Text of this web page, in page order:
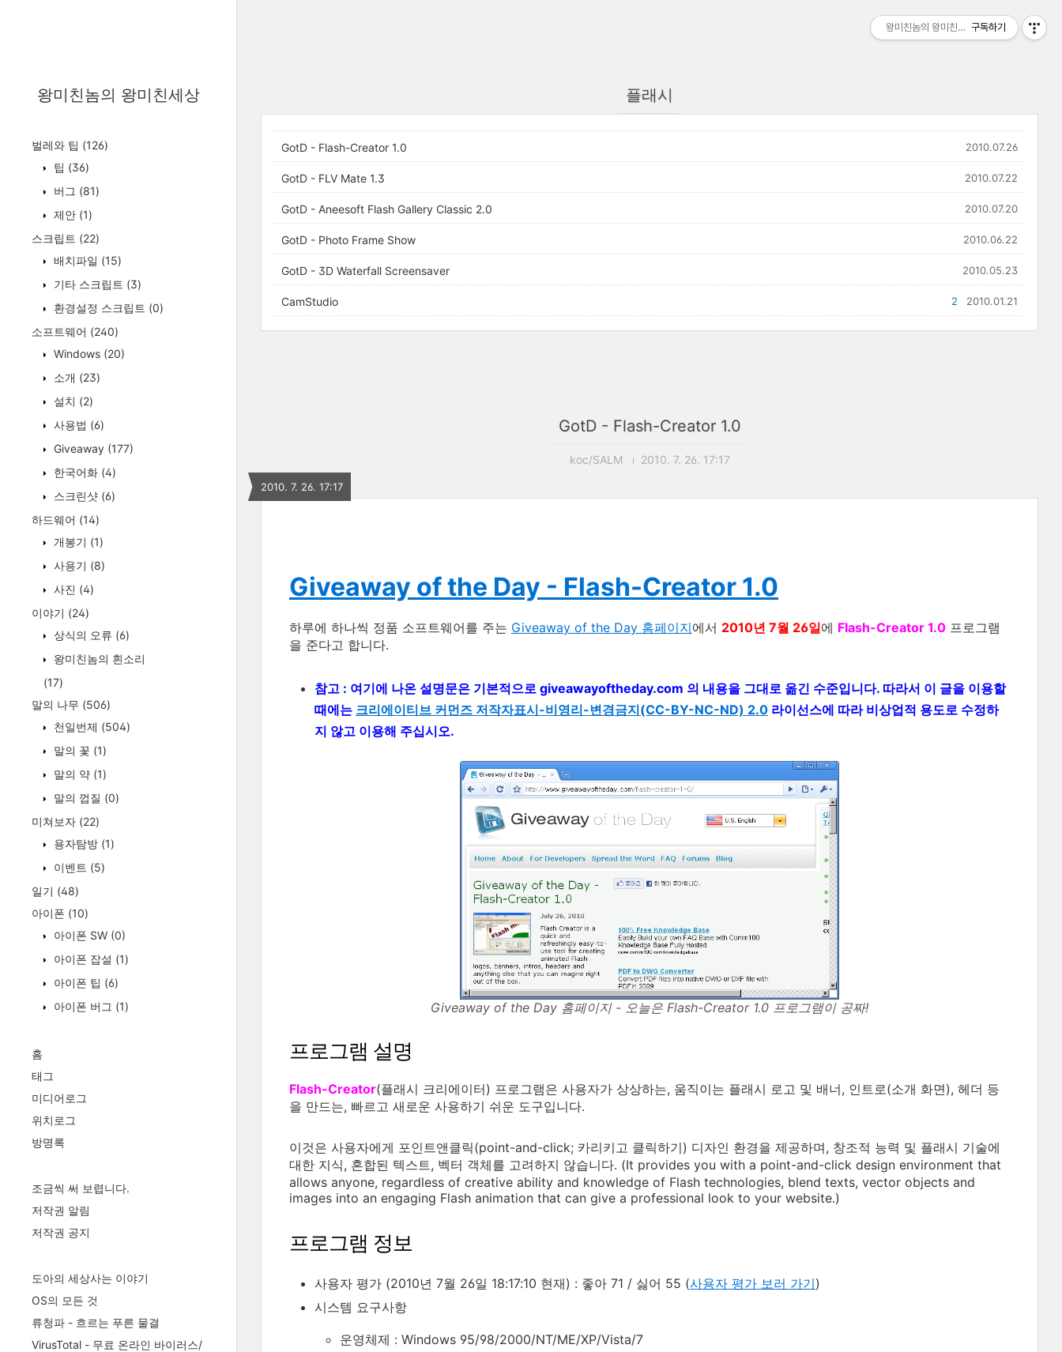
왕미친놈의 왕미친세상
벌레와 팁 (126)
팁 (36)
버그 (81)
제안 (1)
스크립트 (22)
배치파일 (15)
기타 스크립트 (3)
환경설정 스크립트 (0)
소프트웨어 (240)
Windows (20)
소개 (23)
설치 (2)
사용법 (6)
Giveaway (177)
한국어화 (4)
스크린샷 (6)
하드웨어 (14)
개봉기 (1)
사용기 (8)
사진 (4)
이야기 (24)
상식의 오류 (6)
왕미친놈의 흰소리
(17)
말의 나무 (506)
천일번제 (504)
말의 꽃 (1)
말의 약 (1)
말의 껍질 (0)
미쳐보자 (22)
용자탐방 (1)
이벤트 (5)
일기 (48)
아이폰 (10)
아이폰 SW (0)
아이폰 잡설 (1)
아이폰 팁 (6)
아이폰 버그 (1)
홈
태그
미디어로그
위치로그
방명록
조금씩 써 보렵니다.
저작권 알림
저작권 공지
도아의 세상사는 이야기
OS의 모든 것
류청파 - 흐르는 푸른 물결
VirusTotal - 무료 온라인 바이러스/
플래시
GotD - Flash-Creator 1.0 2010.07.26
GotD - FLV Mate 1.3 2010.07.22
GotD - Aneesoft Flash Gallery Classic 2.0 2010.07.20
GotD - Photo Frame Show 2010.06.22
GotD - 3D Waterfall Screensaver 2010.05.23
CamStudio 2010.01.21
2
GotD - Flash-Creator 1.0
koc/SALM 2010. 7. 26. 17:17
2010. 7. 26. 17:17
Giveaway of the Day - Flash-Creator 1.0
하루에 하나씩 정품 소프트웨어를 주는 Giveaway of the Day 홈페이지에서 2010년 7월 26일에 Flash-Creator 1.0 프로그램
을 준다고 합니다.
참고 : 여기에 나온 설명문은 기본적으로 giveawayoftheday.com 의 내용을 그대로 옮긴 수준입니다. 따라서 이 글을 이용할
때에는 크리에이티브 커먼즈 저작자표시-비영리-변경금지(CC-BY-NC-ND) 2.0 라이선스에 따라 비상업적 용도로 수정하
지 않고 이용해 주십시오.
Giveaway of the Day 홈페이지 - 오늘은 Flash-Creator 1.0 프로그램이 공짜!
프로그램 설명
Flash-Creator(플래시 크리에이터) 프로그램은 사용자가 상상하는, 움직이는 플래시 로고 및 배너, 인트로(소개 화면), 헤더 등
을 만드는, 빠르고 새로운 사용하기 쉬운 도구입니다.
이것은 사용자에게 포인트앤클릭(point-and-click; 카리키고 클릭하기) 디자인 환경을 제공하며, 창조적 능력 및 플래시 기술에
대한 지식, 혼합된 텍스트, 벡터 객체를 고려하지 않습니다. (It provides you with a point-and-click design environment that
allows anyone, regardless of creative ability and knowledge of Flash technologies, blend texts, vector objects and
images into an engaging Flash animation that can give a professional look to your website.)
프로그램 정보
사용자 평가 (2010년 7월 26일 18:17:10 현재) : 좋아 71 / 싫어 55 (사용자 평가 보러 가기)
시스템 요구사항
운영체제 : Windows 95/98/2000/NT/ME/XP/Vista/7
왕미친놈의 왕미친세상구독하기